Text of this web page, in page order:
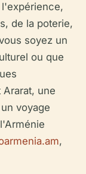
de la poterie,
soyez un
ou que
une
voyage
,